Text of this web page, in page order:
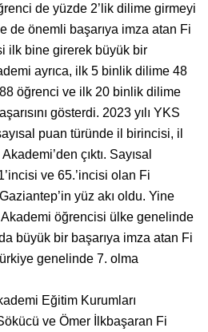
de yüzde 2’lik dilime girmeyi
de önemli başarıya imza atan Fi
ilk bine girerek büyük bir
ayrıca, ilk 5 binlik dilime 48
öğrenci ve ilk 20 binlik dilime
gösterdi. 2023 yılı YKS
puan türünde il birincisi, il
çıktı. Sayısal
ve 65.’incisi olan Fi
yüz akı oldu. Yine
öğrencisi ülke genelinde
büyük bir başarıya imza atan Fi
genelinde 7. olma
Eğitim Kurumları
ve Ömer İlkbaşaran Fi